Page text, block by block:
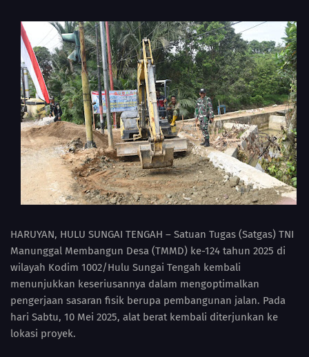
HARUYAN, HULU SUNGAI TENGAH – Satuan Tugas (Satgas) TNI
Manunggal Membangun Desa (TMMD) ke-124 tahun 2025 di
wilayah Kodim 1002/Hulu Sungai Tengah kembali
menunjukkan keseriusannya dalam mengoptimalkan
pengerjaan sasaran fisik berupa pembangunan jalan. Pada
hari Sabtu, 10 Mei 2025, alat berat kembali diterjunkan ke
lokasi proyek.